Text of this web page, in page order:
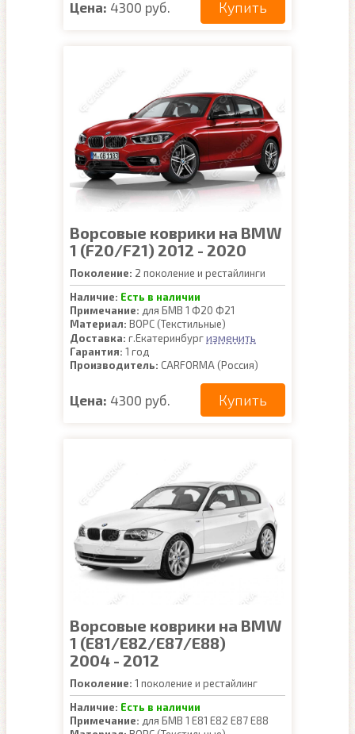
Цена: 4300 руб. Купить
Ворсовые коврики на BMW
1 (F20/F21) 2012 - 2020
Поколение: 2 поколение и рестайлинги
Наличие: Есть в наличии
Примечание: для БМВ 1 Ф20 Ф21
Материал: ВОРС (Текстильные)
Доставка: г.Екатеринбургизменить
Гарантия: 1 год
Производитель: CARFORMA (Россия)
Цена: 4300 руб. Купить
Ворсовые коврики на BMW
1 (E81/E82/E87/E88)
2004 - 2012
Поколение: 1 поколение и рестайлинг
Наличие: Есть в наличии
Примечание: для БМВ 1 Е81 Е82 Е87 Е88